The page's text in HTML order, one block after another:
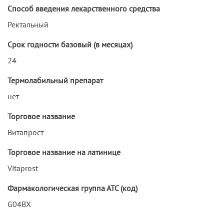
Способ введения лекарственного средства
Ректальный
Срок годности базовый (в месяцах)
24
Термолабильный препарат
нет
Торговое название
Витапрост
Торговое название на латинице
Vitaprost
Фармакологическая группа АТС (код)
G04BX